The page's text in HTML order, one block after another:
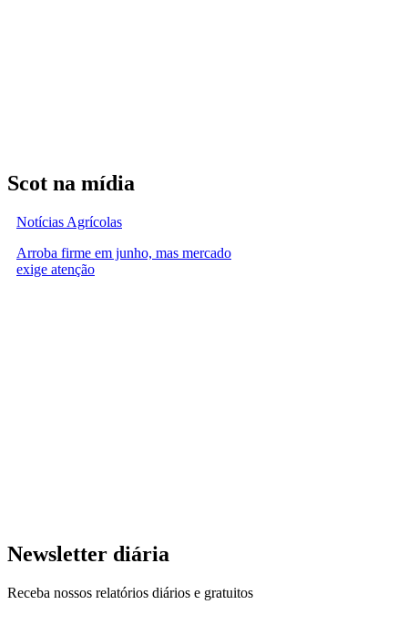
Scot na mídia
Notícias Agrícolas
Arroba firme em junho, mas mercado
exige atenção
Newsletter diária
Receba nossos relatórios diários e gratuitos